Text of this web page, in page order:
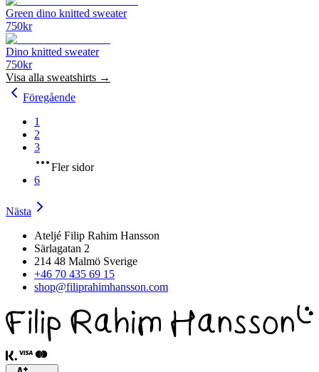
Green dino knitted sweater
750kr
Dino knitted sweater
750kr
Visa alla sweatshirts →
Föregående
1
2
3
Fler sidor
6
Nästa
Ateljé Filip Rahim Hansson
Särlagatan 2
214 48 Malmö Sverige
+46 70 435 69 15
shop@filiprahimhansson.com